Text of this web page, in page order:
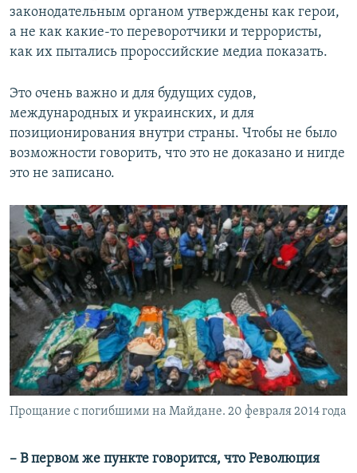
законодательным органом утверждены как герои,
а не как какие-то переворотчики и террористы,
как их пытались пророссийские медиа показать.
Это очень важно и для будущих судов,
международных и украинских, и для
позиционирования внутри страны. Чтобы не было
возможности говорить, что это не доказано и нигде
это не записано.
Прощание с погибшими на Майдане. 20 февраля 2014 года
– В первом же пункте говорится, что Революция